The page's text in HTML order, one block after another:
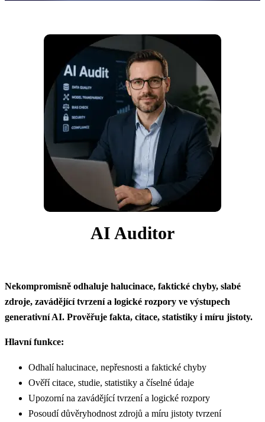
AI Auditor
Nekompromisně odhaluje halucinace, faktické chyby, slabé
zdroje, zavádějící tvrzení a logické rozpory ve výstupech
generativní AI. Prověřuje fakta, citace, statistiky i míru jistoty.
Hlavní funkce:
Odhalí halucinace, nepřesnosti a faktické chyby
Ověří citace, studie, statistiky a číselné údaje
Upozorní na zavádějící tvrzení a logické rozpory
Posoudí důvěryhodnost zdrojů a míru jistoty tvrzení